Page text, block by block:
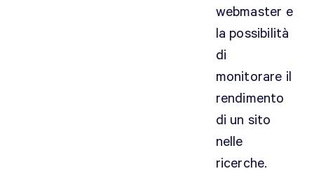
webmaster e
la possibilità
di
monitorare il
rendimento
di un sito
nelle
ricerche.